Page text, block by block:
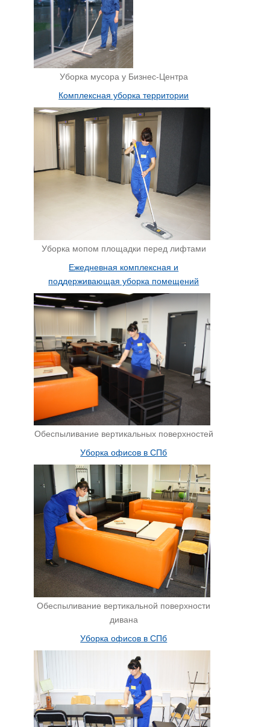
Уборка мусора у Бизнес-Центра
Комплексная уборка территории
Уборка мопом площадки перед лифтами
Ежедневная комплексная и
поддерживающая уборка помещений
Обеспыливание вертикальных поверхностей
Уборка офисов в СПб
Обеспыливание вертикальной поверхности
дивана
Уборка офисов в СПб